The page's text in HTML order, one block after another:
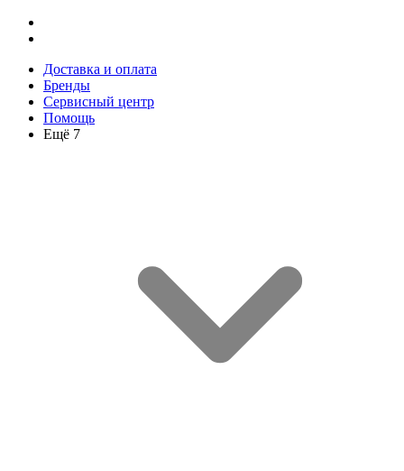
Доставка и оплата
Бренды
Сервисный центр
Помощь
Ещё 7